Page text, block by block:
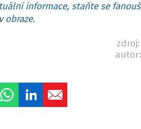
informace, staňte se
obraze.
zdroj:
autor: